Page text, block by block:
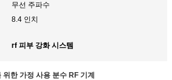
무선 주파수
8.4 인치
rf 피부 강화 시스템
한 가정 사용 분수 RF 기계